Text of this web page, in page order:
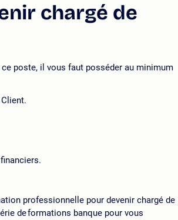
chargé de
ce poste, il vous faut posséder au minimum
professionnelle pour devenir chargé de
de formations banque pour vous